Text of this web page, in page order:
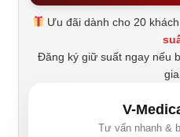
Ưu đãi dành cho 20
Đăng ký giữ suất ngay nếu
V-
Tư vấn nhanh &